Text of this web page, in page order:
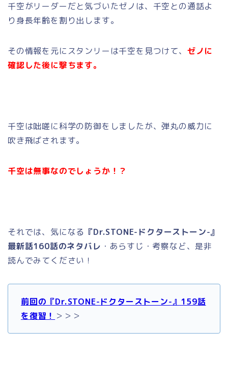
千空がリーダーだと気づいたゼノは、千空との通話よ
り身長年齢を割り出します。
その情報を元にスタンリーは千空を見つけて、 ゼノに
確認した後に撃ちます。
千空は咄嗟に科学の防御をしましたが、弾丸の威力に
吹き飛ばされます。
千空は無事なのでしょうか！？
それでは、気になる 『Dr.STONE-ドクターストーン-』
最新話160話のネタバレ ・あらすじ・考察など、是非
読んでみてください！
前回の『Dr.STONE-ドクターストーン-』159話
を復習！ ＞＞＞